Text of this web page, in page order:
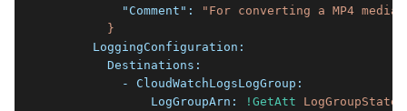
          "Comment":
"For converting a MP4 media
}
      LoggingConfiguration:
        Destinations:
          - CloudWatchLogsLogGroup:
              LogGroupArn:
!GetAtt